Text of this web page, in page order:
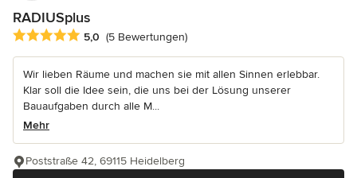
RADIUSplus
Durchschnittliche Bewertung: 5 von 5 Sternen
5,0 (5 Bewertungen)
Wir lieben Räume und machen sie mit allen Sinnen erlebbar.
Klar soll die Idee sein, die uns bei der Lösung unserer
Bauaufgaben durch alle M...
Mehr
Poststraße 42, 69115 Heidelberg